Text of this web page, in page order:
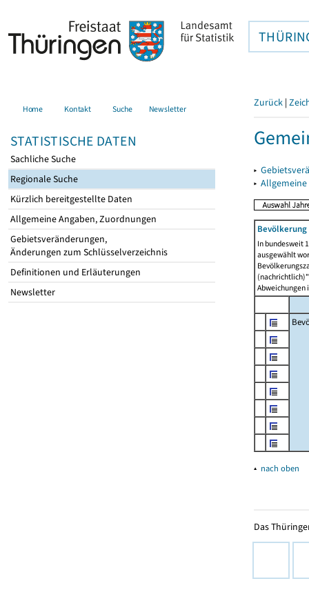
Home Kontakt Suche Newsletter
STATISTISCHE DATEN
Sachliche Suche
Regionale Suche
Kürzlich bereitgestellte Daten
Allgemeine Angaben, Zuordnungen
Gebietsveränderungen,
Änderungen zum Schlüsselverzeichnis
Definitionen und Erläuterungen
Newsletter
Zurück |
▸
▸
In bundesweit
ausgewählt
Abweichungen
▴ nach oben
Das